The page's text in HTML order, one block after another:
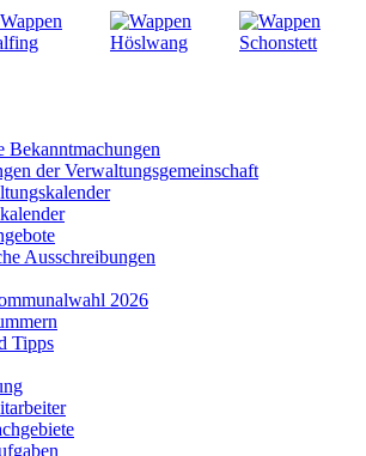
Bekanntmachungen
der Verwaltungsgemeinschaft
Ausschreibungen
2026
Tipps